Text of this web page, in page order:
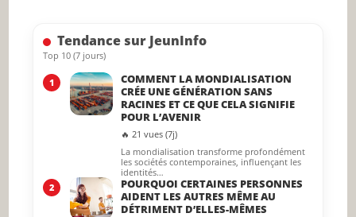
the
Tendance sur JeunInfo
Top 10 (7 jours)
1
COMMENT LA MONDIALISATION
CRÉE UNE GÉNÉRATION SANS
RACINES ET CE QUE CELA SIGNIFIE
POUR L’AVENIR
🔥 21 vues (7j)
La mondialisation transforme profondément
les sociétés contemporaines, influençant les
identités…
2
POURQUOI CERTAINES PERSONNES
AIDENT LES AUTRES MÊME AU
DÉTRIMENT D’ELLES-MÊMES